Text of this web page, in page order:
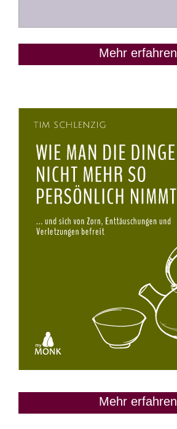
Mehr erfahren
Mehr erfahren